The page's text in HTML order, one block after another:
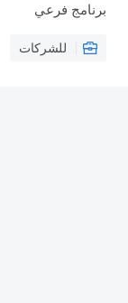
برنامج فرعي
للشركات